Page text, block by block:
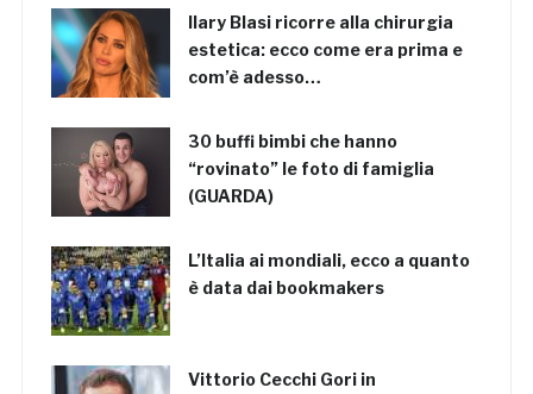
Ilary Blasi ricorre alla chirurgia
estetica: ecco come era prima e
com’è adesso…
30 buffi bimbi che hanno
“rovinato” le foto di famiglia
(GUARDA)
L’Italia ai mondiali, ecco a quanto
è data dai bookmakers
Vittorio Cecchi Gori in